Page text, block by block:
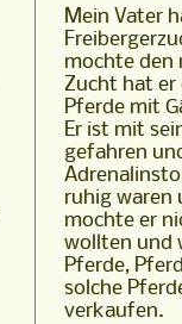
Mein Vater
mochte den
Zucht hat er
Pferde mit
Er ist mit
gefahren
ruhig waren
mochte er
wollten und
Pferde,
solche
verkaufen.